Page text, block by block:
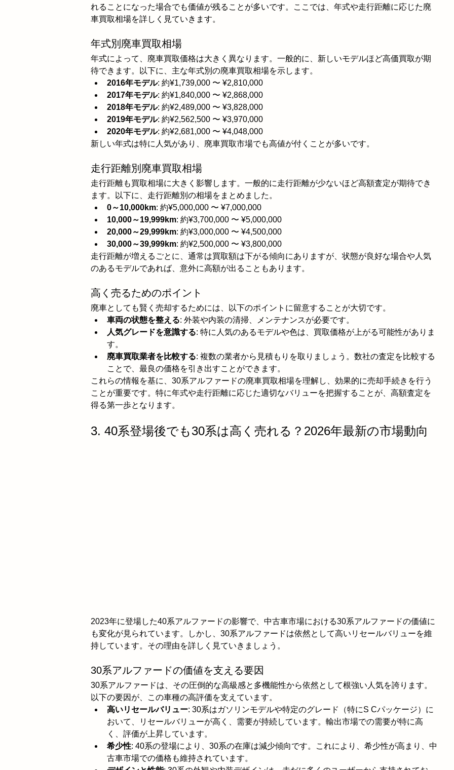
れることになった場合でも価値が残ることが多いです。ここでは、年式や走行距離に応じた廃
車買取相場を詳しく見ていきます。
年式別廃車買取相場
年式によって、廃車買取価格は大きく異なります。一般的に、新しいモデルほど高価買取が期
待できます。以下に、主な年式別の廃車買取相場を示します。
2016年モデル: 約¥1,739,000 〜 ¥2,810,000
2017年モデル: 約¥1,840,000 〜 ¥2,868,000
2018年モデル: 約¥2,489,000 〜 ¥3,828,000
2019年モデル: 約¥2,562,500 〜 ¥3,970,000
2020年モデル: 約¥2,681,000 〜 ¥4,048,000
新しい年式は特に人気があり、廃車買取市場でも高値が付くことが多いです。
走行距離別廃車買取相場
走行距離も買取相場に大きく影響します。一般的に走行距離が少ないほど高額査定が期待でき
ます。以下に、走行距離別の相場をまとめました。
0～10,000km: 約¥5,000,000 〜 ¥7,000,000
10,000～19,999km: 約¥3,700,000 〜 ¥5,000,000
20,000～29,999km: 約¥3,000,000 〜 ¥4,500,000
30,000～39,999km: 約¥2,500,000 〜 ¥3,800,000
走行距離が増えるごとに、通常は買取額は下がる傾向にありますが、状態が良好な場合や人気
のあるモデルであれば、意外に高額が出ることもあります。
高く売るためのポイント
廃車としても賢く売却するためには、以下のポイントに留意することが大切です。
車両の状態を整える: 外装や内装の清掃、メンテナンスが必要です。
人気グレードを意識する: 特に人気のあるモデルや色は、買取価格が上がる可能性がありま
す。
廃車買取業者を比較する: 複数の業者から見積もりを取りましょう。数社の査定を比較する
ことで、最良の価格を引き出すことができます。
これらの情報を基に、30系アルファードの廃車買取相場を理解し、効果的に売却手続きを行う
ことが重要です。特に年式や走行距離に応じた適切なバリューを把握することが、高額査定を
得る第一歩となります。
3. 40系登場後でも30系は高く売れる？2026年最新の市場動向
2023年に登場した40系アルファードの影響で、中古車市場における30系アルファードの価値に
も変化が見られています。しかし、30系アルファードは依然として高いリセールバリューを維
持しています。その理由を詳しく見ていきましょう。
30系アルファードの価値を支える要因
30系アルファードは、その圧倒的な高級感と多機能性から依然として根強い人気を誇ります。
以下の要因が、この車種の高評価を支えています。
高いリセールバリュー: 30系はガソリンモデルや特定のグレード（特にS Cパッケージ）に
おいて、リセールバリューが高く、需要が持続しています。輸出市場での需要が特に高
く、評価が上昇しています。
希少性: 40系の登場により、30系の在庫は減少傾向です。これにより、希少性が高まり、中
古車市場での価格も維持されています。